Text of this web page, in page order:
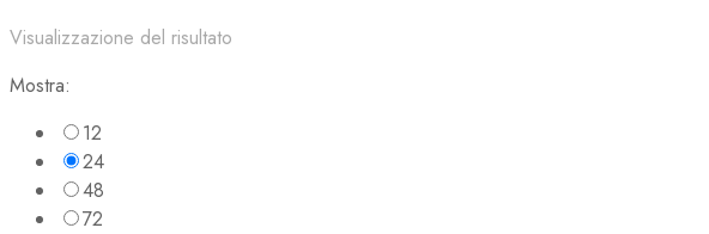
Visualizzazione del risultato
Mostra:
12
24
48
72